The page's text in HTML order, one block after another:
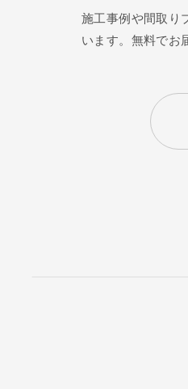
施工事例や間取り
います。無料でお